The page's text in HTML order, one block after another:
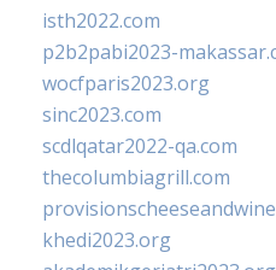
isth2022.com
p2b2pabi2023-
wocfparis2023.org
sinc2023.com
scdlqatar2022-qa.com
thecolumbiagrill.com
khedi2023.org